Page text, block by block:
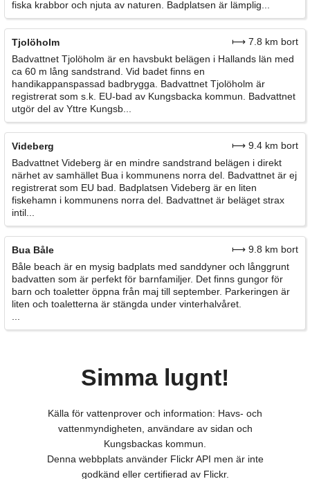
fiska krabbor och njuta av naturen. Badplatsen är lämplig...
Tjolöholm
⟼ 7.8 km bort
Badvattnet Tjolöholm är en havsbukt belägen i Hallands län med
ca 60 m lång sandstrand. Vid badet finns en
handikappanspassad badbrygga. Badvattnet Tjolöholm är
registrerat som s.k. EU-bad av Kungsbacka kommun. Badvattnet
utgör del av Yttre Kungsb...
Videberg
⟼ 9.4 km bort
Badvattnet Videberg är en mindre sandstrand belägen i direkt
närhet av samhället Bua i kommunens norra del. Badvattnet är ej
registrerat som EU bad. Badplatsen Videberg är en liten
fiskehamn i kommunens norra del. Badvattnet är beläget strax
intil...
Bua Båle
⟼ 9.8 km bort
Båle beach är en mysig badplats med sanddyner och långgrunt
badvatten som är perfekt för barnfamiljer. Det finns gungor för
barn och toaletter öppna från maj till september. Parkeringen är
liten och toaletterna är stängda under vinterhalvåret.
...
Simma lugnt!
Källa för vattenprover och information: Havs- och
vattenmyndigheten, användare av sidan och
Kungsbackas kommun.
Denna webbplats använder Flickr API men är inte
godkänd eller certifierad av Flickr.